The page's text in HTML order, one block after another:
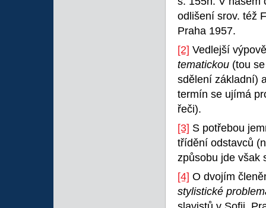
odlišení srov. též
Praha 1957.
[2] Vedlejší
tematickou (tou
sdělení základní)
termín se ujímá
řeči).
[3] S potřebou
třídění odstavců
způsobu jde však
[4] O dvojím
stylistické